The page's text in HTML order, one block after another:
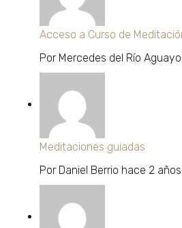
Acceso a Curso de
Por Mercedes del Río Aguayo
Meditaciones guiadas
Por Daniel Berrio hace 2 años